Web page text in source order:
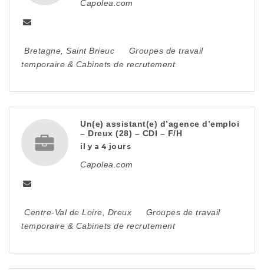
Capolea.com
Bretagne Saint Brieuc
Groupes de travail
temporaire & Cabinets de recrutement
Un(e) assistant(e) d’agence d’emploi
– Dreux (28) – CDI – F/H
il y a 4 jours
Capolea.com
Centre-Val de Loire Dreux
Groupes de travail
temporaire & Cabinets de recrutement